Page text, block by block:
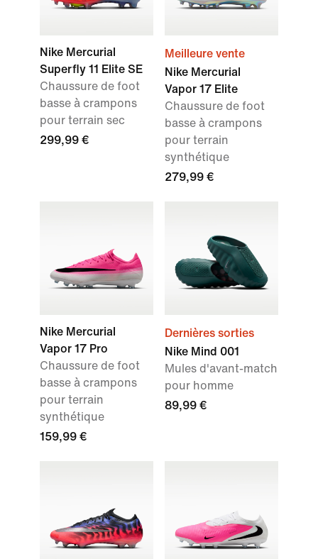
Nike Mercurial
Superfly 11 Elite SE
Chaussure de foot
basse à crampons
pour terrain sec
299,99 €
Meilleure vente
Nike Mercurial
Vapor 17 Elite
Chaussure de foot
basse à crampons
pour terrain
synthétique
279,99 €
Nike Mercurial
Vapor 17 Pro
Chaussure de foot
basse à crampons
pour terrain
synthétique
159,99 €
Dernières sorties
Nike Mind 001
Mules d'avant-match
pour homme
89,99 €